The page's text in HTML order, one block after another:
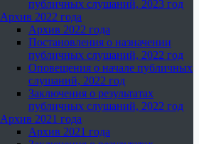
публичных слушаний, 2023 год
Архив 2022 года
Архив 2022 года
Постановления о назначении
публичных слушаний, 2022 год
Оповещения о начале публичных
слушаний, 2022 год
Заключения о результатах
публичных слушаний, 2022 год
Архив 2021 года
Архив 2021 года